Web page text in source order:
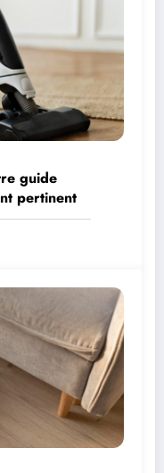
guide
pertinent